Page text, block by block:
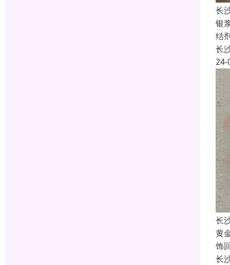
长
银
结
长
24-
长
黄
饰
长